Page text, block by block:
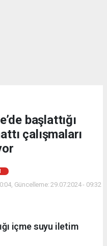
başlattığı
çalışmaları
Güncelleme: 29.07.2024 - 09:32
içme suyu iletim